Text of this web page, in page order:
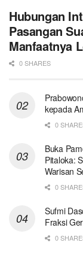
Hubungan
Pasangan
Manfaatnya
0 SHARES
kepada
0
Buka
Pitaloka:
Warisan
0
Sufmi
Fraksi
0